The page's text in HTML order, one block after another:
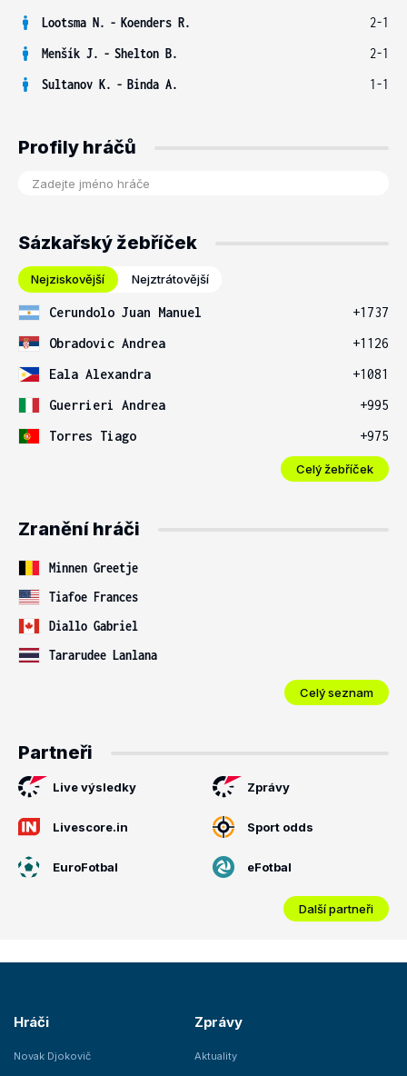
Lootsma N. - Koenders R.
2-1
Menšík J. - Shelton B.
2-1
Sultanov K. - Binda A. 1-1
Profily hráčů
Sázkařský žebříček
Nejziskovější Nejztrátovější
Cerundolo Juan Manuel
+1737
Obradovic Andrea
+1126
Eala Alexandra
+1081
Guerrieri Andrea
+995
Torres Tiago
+975
Celý žebříček
Zranění hráči
Minnen Greetje
Tiafoe Frances
Diallo Gabriel
Tararudee Lanlana
Celý seznam
Partneři
Live výsledky Zprávy
Livescore.in Sport odds
EuroFotbal eFotbal
Další partneři
Hráči
Novak Djokovič
Zprávy
Aktuality